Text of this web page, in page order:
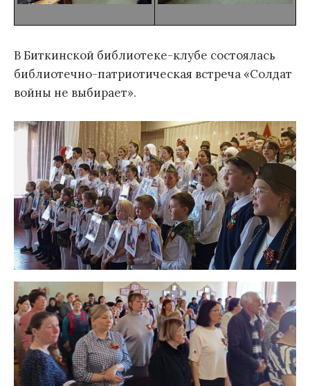
В Биткинской библиотеке-клубе состоялась
библиотечно-патриотическая встреча «Солдат
войны не выбирает».